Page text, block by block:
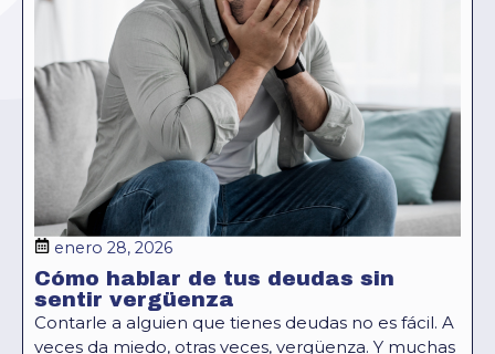
enero 28, 2026
Cómo hablar de tus deudas sin
sentir vergüenza
Contarle a alguien que tienes deudas no es fácil. A
veces da miedo, otras veces, vergüenza. Y muchas